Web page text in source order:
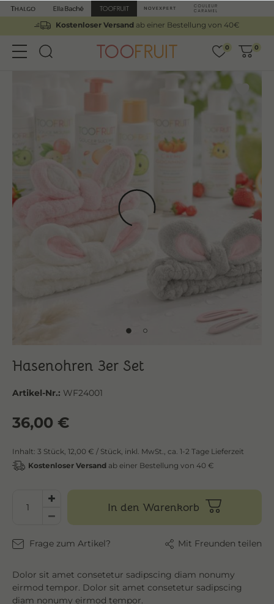
Kostenloser Versandab einer Bestellung von 40€
0 0
Hasenohren 3er Set
Artikel-Nr.: WF24001
36,00 €
Inhalt: 3 Stück, 12,00 € / Stück, inkl. MwSt., ca. 1-2 Tage Lieferzeit
Kostenloser Versand ab einer Bestellung von 40 €
In den Warenkorb
Frage zum Artikel? Mit Freunden teilen
Dolor sit amet consetetur sadipscing diam nonumy
eirmod tempor. Dolor sit amet consetetur sadipscing
diam nonumy eirmod tempor.